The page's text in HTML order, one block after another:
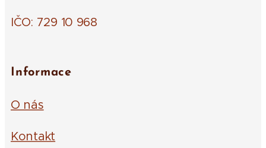
IČO: 729 10 968
Informace
O nás
Kontakt